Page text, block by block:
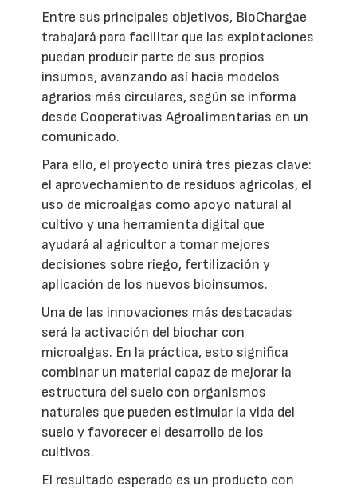
Entre sus principales objetivos, BioChargae
trabajará para facilitar que las explotaciones
puedan producir parte de sus propios
insumos, avanzando así hacia modelos
agrarios más circulares, según se informa
desde Cooperativas Agroalimentarias en un
comunicado.
Para ello, el proyecto unirá tres piezas clave:
el aprovechamiento de residuos agrícolas, el
uso de microalgas como apoyo natural al
cultivo y una herramienta digital que
ayudará al agricultor a tomar mejores
decisiones sobre riego, fertilización y
aplicación de los nuevos bioinsumos.
Una de las innovaciones más destacadas
será la activación del biochar con
microalgas. En la práctica, esto significa
combinar un material capaz de mejorar la
estructura del suelo con organismos
naturales que pueden estimular la vida del
suelo y favorecer el desarrollo de los
cultivos.
El resultado esperado es un producto con